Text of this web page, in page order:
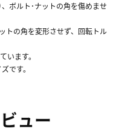
ボルト･ナットの角を傷めませ
トの角を変形させず、回転トル
います。
です。
ュー